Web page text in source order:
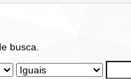
busca.